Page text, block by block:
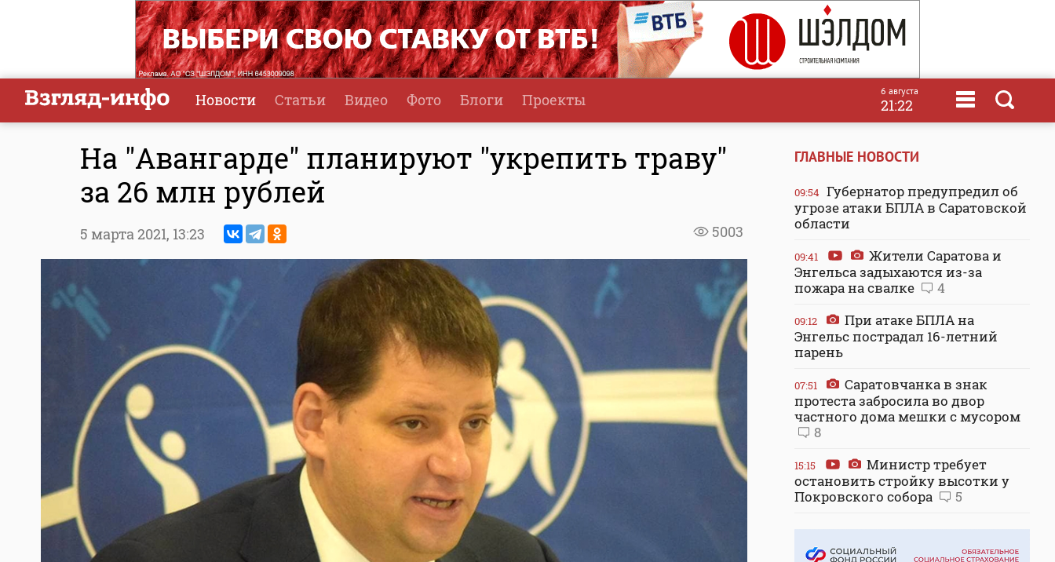
Новости Статьи Видео Фото Блоги Проекты 6 августа
21:22
На "Авангарде" планируют "укрепить траву"
за 26 млн рублей
5003
5 марта 2021, 13:23
ГЛАВНЫЕ НОВОСТИ
09:54 Губернатор предупредил об
угрозе атаки БПЛА в Саратовской
области
09:41
Жители Саратова и
Энгельса задыхаются из-за
пожара на свалке
4
09:12
При атаке БПЛА на
Энгельс пострадал 16-летний
парень
07:51
Саратовчанка в знак
протеста забросила во двор
частного дома мешки с мусором
8
15:15
Министр требует
остановить стройку высотки у
Покровского собора
5